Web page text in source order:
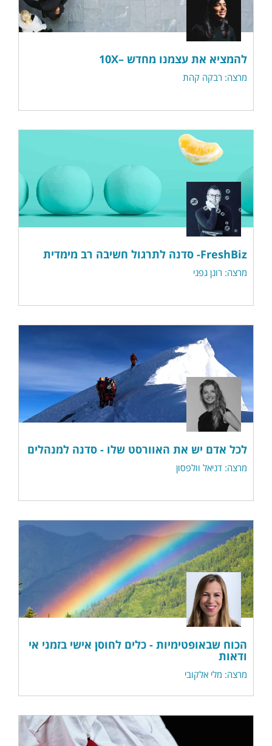
להמציא את עצמנו מחדש –10X
מרצה: רבקה קהת
FreshBiz- סדנה לתרגול חשיבה רב מימדית
מרצה: רונן גפני
לכל אדם יש את האוורסט שלו - סדנה למנהלים
מרצה: דניאל וולפסון
הכוח שבאופטימיות - כלים לחוסן אישי בזמני אי
ודאות
מרצה: מלי אלקובי